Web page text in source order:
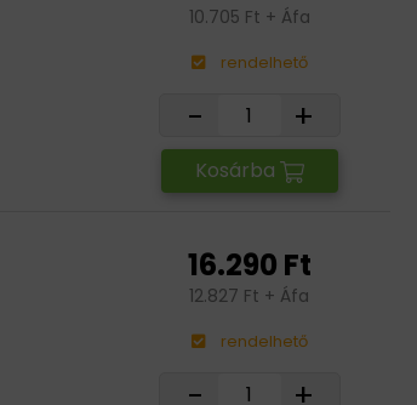
10.705 Ft + Áfa
rendelhető
- +
Kosárba
16.290 Ft
12.827 Ft + Áfa
rendelhető
- +